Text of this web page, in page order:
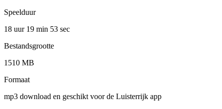
Speelduur
18 uur 19 min 53 sec
Bestandsgrootte
1510 MB
Formaat
mp3 download en geschikt voor de Luisterrijk app